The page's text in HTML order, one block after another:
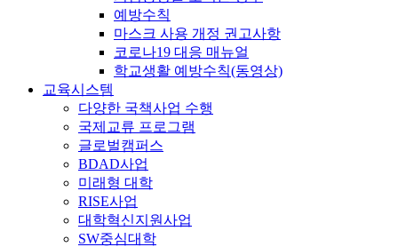
예방수칙
마스크 사용 개정 권고사항
코로나19 대응 매뉴얼
학교생활 예방수칙(동영상)
교육시스템
다양한 국책사업 수행
국제교류 프로그램
글로벌캠퍼스
BDAD사업
미래형 대학
RISE사업
대학혁신지원사업
SW중심대학